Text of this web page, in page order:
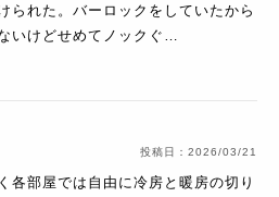
られた。バーロックをしていたから
いけどせめてノックぐ…
投稿日： 2026/03/21
各部屋では自由に冷房と暖房の切り